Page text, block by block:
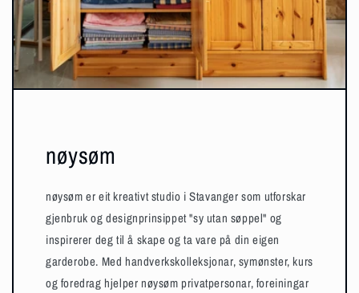
nøysøm
nøysøm er eit kreativt studio i Stavanger som utforskar
gjenbruk og designprinsippet "sy utan søppel" og
inspirerer deg til å skape og ta vare på din eigen
garderobe. Med handverkskolleksjonar, symønster, kurs
og foredrag hjelper nøysøm privatpersonar, foreiningar